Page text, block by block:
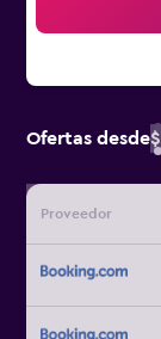
Ofertas desde
Proveedor